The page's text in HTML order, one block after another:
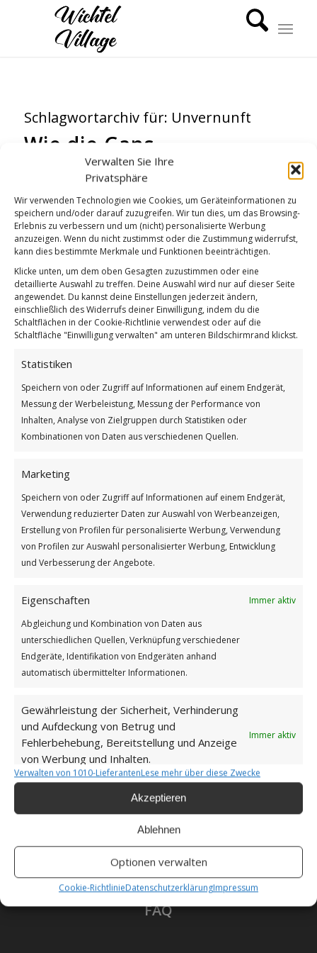
Verwalten Sie Ihre
Privatsphäre
Wir verwenden Technologien wie Cookies, um Geräteinformationen zu
speichern und/oder darauf zuzugreifen. Wir tun dies, um das Browsing-
Erlebnis zu verbessern und um (nicht) personalisierte Werbung
anzuzeigen. Wenn du nicht zustimmst oder die Zustimmung widerrufst,
kann dies bestimmte Merkmale und Funktionen beeinträchtigen.
Klicke unten, um dem oben Gesagten zuzustimmen oder eine
detaillierte Auswahl zu treffen. Deine Auswahl wird nur auf dieser Seite
angewendet. Du kannst deine Einstellungen jederzeit ändern,
einschließlich des Widerrufs deiner Einwilligung, indem du die
Schaltflächen in der Cookie-Richtlinie verwendest oder auf die
Schaltfläche "Einwilligung verwalten" am unteren Bildschirmrand klickst.
Statistiken
Speichern von oder Zugriff auf Informationen auf einem Endgerät,
Messung der Werbeleistung, Messung der Performance von
Inhalten, Analyse von Zielgruppen durch Statistiken oder
Kombinationen von Daten aus verschiedenen Quellen.
Marketing
Speichern von oder Zugriff auf Informationen auf einem Endgerät,
Verwendung reduzierter Daten zur Auswahl von Werbeanzeigen,
Erstellung von Profilen für personalisierte Werbung, Verwendung
von Profilen zur Auswahl personalisierter Werbung, Entwicklung
und Verbesserung der Angebote.
Eigenschaften
Immer aktiv
Abgleichung und Kombination von Daten aus
unterschiedlichen Quellen, Verknüpfung verschiedener
Endgeräte, Identifikation von Endgeräten anhand
automatisch übermittelter Informationen.
Gewährleistung der Sicherheit, Verhinderung
und Aufdeckung von Betrug und
Fehlerbehebung, Bereitstellung und Anzeige
von Werbung und Inhalten.
Immer aktiv
Verwalten von 1010-LieferantenLese mehr über diese Zwecke
Akzeptieren
Ablehnen
Optionen verwalten
Cookie-RichtlinieDatenschutzerklärungImpressum
Schlagwortarchiv für: Unvernunft
Wie die Gans
GUTEN MORGEN
Weiterlesen
Wie findest du diesen Beitrag?
13. MÄRZ 2025
Datenschutzerklärung
Unsere Cookie-Richtlinie (EU)
Haftungsausschluss
Als Amazon-Partner verdiene ich an qualifizierten
FAQ